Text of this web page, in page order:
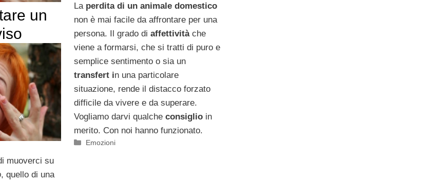
La perdita di un animale domestico
non è mai facile da affrontare per una
persona. Il grado di affettivitàche
viene a formarsi, che si tratti di puro e
semplice sentimento o sia un
transfert in una particolare
situazione, rende il distacco forzato
difficile da vivere e da superare.
Vogliamo darvi qualche consiglioin
merito. Con noi hanno funzionato.
Categorie
Emozioni
un
muoverci su
, quello di una